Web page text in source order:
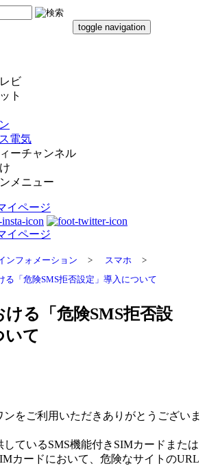
toggle navigation
ビ
ト
電気
ーチャンネル
メニュー
イページ
イページ
ンフォメーション > スマホ
>
る「危険SMS拒否設定」導入について
ける「危険SMS拒否設
いて
をご利用いただきありがとうございま
しているSMS機能付きSIMカードまたは
カードにおいて、危険なサイトのURL